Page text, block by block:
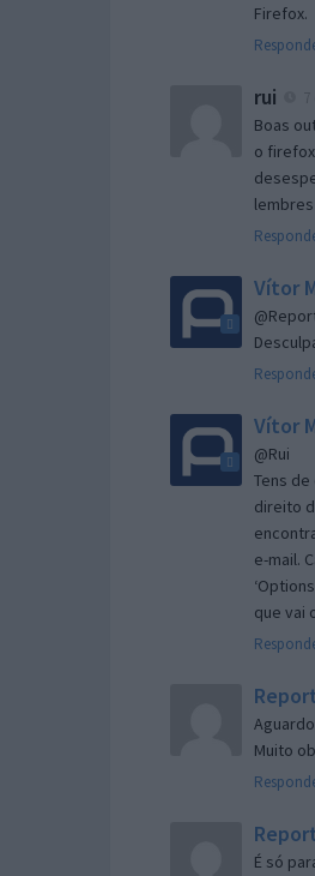
Firefox.
rui
Boas
o
Vítor
Vítor
@Rui
Tens
direito
e-mail.
que vai
Muito
É só